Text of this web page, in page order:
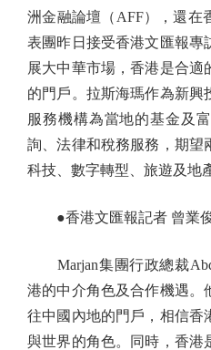
洲金融論壇（AFF），還在
表團昨日接受香港文匯報專
展大中華市場，香港是合適
的門戶。拉斯海瑪作為新興
服務機構為當地的基金及
詢、法律和稅務服務，期望
科技、數字轉型、旅遊及地
●香港文匯報記者 曾業
Marjan集團行政總裁
港的中介角色及合作機遇。
往中國內地的門戶，相信香
與世界的角色。同時，香港